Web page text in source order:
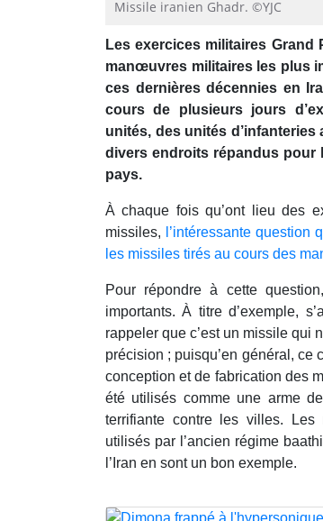
of
90%
Missile iranien Ghadr. ©YJC
Les exercices militaires Grand
manœuvres militaires les plus
ces dernières décennies en
cours de plusieurs jours
unités, des unités
divers endroits répandus pour
pays.
À chaque fois qu’ont lieu des
missiles,
l’intéressante question
les missiles tirés au cours des
Pour répondre à cette
importants. À titre d’exemple,
rappeler que c’est un missile qui
précision ; puisqu’en général, ce
conception et de fabrication des
été utilisés comme une arme
terrifiante contre les villes. Les
utilisés par l’ancien régime
l’Iran en sont un bon exemple.